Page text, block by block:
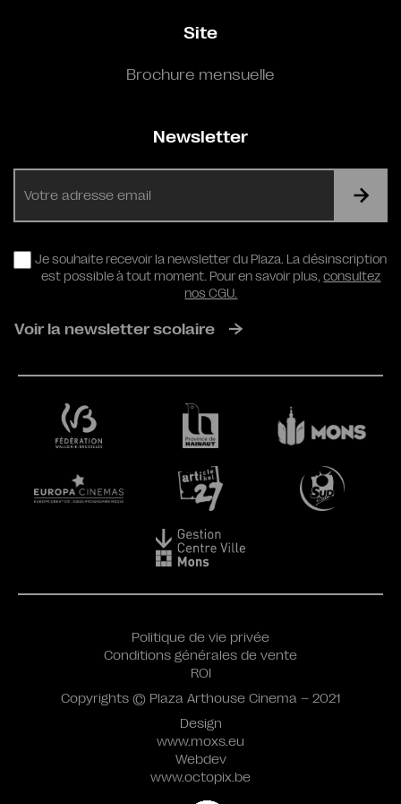
Site
Brochure mensuelle
Newsletter
RGPD
Je souhaite recevoir la newsletter du Plaza. La désinscription
est possible à tout moment. Pour en savoir plus,consultez
nos CGU.
Voir la newsletter scolaire
Design
www.moxs.eu
Webdev
www.octopix.be
Politique de vie privée
Conditions générales de vente
ROI
Copyrights © Plaza Arthouse Cinema – 2021